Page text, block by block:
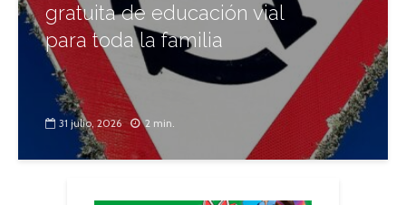
gratuita de educación vial
para toda la familia
31 julio, 2026 2 min.